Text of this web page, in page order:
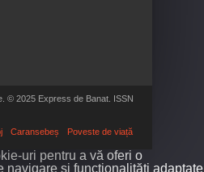
© 2025 Express de Banat. ISSN
Caransebeș Poveste de viață
uri pentru a vă oferi o
navigare și funcționalități adaptate